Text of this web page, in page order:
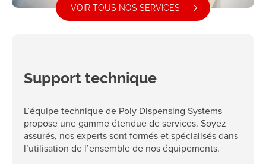
VOIR TOUS NOS SERVICES
Support technique
L’équipe technique de Poly Dispensing Systems
propose une gamme étendue de services. Soyez
assurés, nos experts sont formés et spécialisés dans
l’utilisation de l’ensemble de nos équipements.